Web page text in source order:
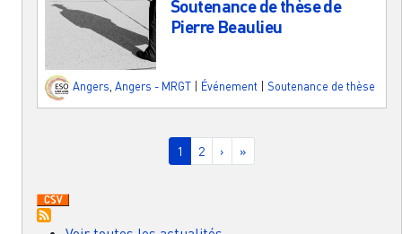
Soutenance de thèse de
Pierre Beaulieu
Angers, Angers - MRGT Événement Soutenance de thèse
Page courante
1 Page
2 Page suivante
› Dernière page
»